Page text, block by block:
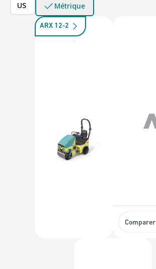
US
Métrique
ARX 12-2
Comparer